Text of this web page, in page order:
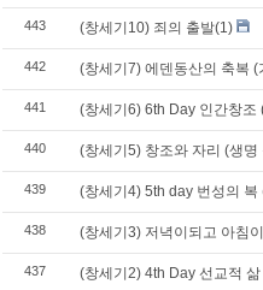
443 (창세기10) 죄의 출발(1)
442 (창세기7) 에덴동산의 축복
441 (창세기6) 6th Day 인간창조
440 (창세기5) 창조와 자리 (생명
439 (창세기4) 5th day 번성의 복
438 (창세기3) 저녁이되고 아침
437 (창세기2) 4th Day 선교적